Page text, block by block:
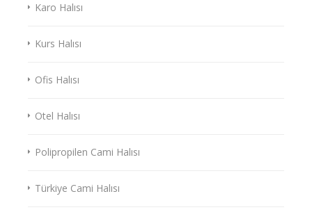
Karo Halısı
Kurs Halısı
Ofis Halısı
Otel Halısı
Polipropilen Cami Halısı
Türkiye Cami Halısı